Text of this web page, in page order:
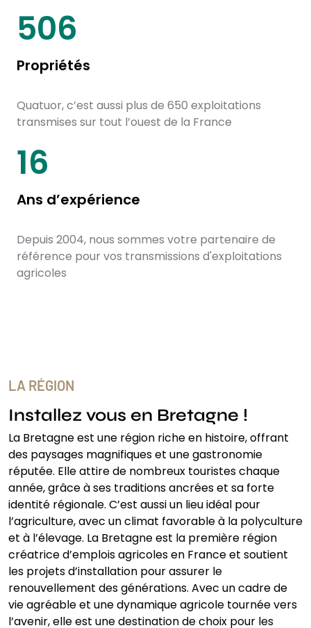
650
Propriétés
Quatuor, c’est aussi plus de 650 exploitations
transmises sur tout l’ouest de la France
20
Ans d’expérience
Depuis 2004, nous sommes votre partenaire de
référence pour vos transmissions d'exploitations
agricoles
LA RÉGION
Installez vous en Bretagne !
La Bretagne est une région riche en histoire, offrant
des paysages magnifiques et une gastronomie
réputée. Elle attire de nombreux touristes chaque
année, grâce à ses traditions ancrées et sa forte
identité régionale. C’est aussi un lieu idéal pour
l’agriculture, avec un climat favorable à la polyculture
et à l’élevage. La Bretagne est la première région
créatrice d’emplois agricoles en France et soutient
les projets d’installation pour assurer le
renouvellement des générations. Avec un cadre de
vie agréable et une dynamique agricole tournée vers
l’avenir, elle est une destination de choix pour les